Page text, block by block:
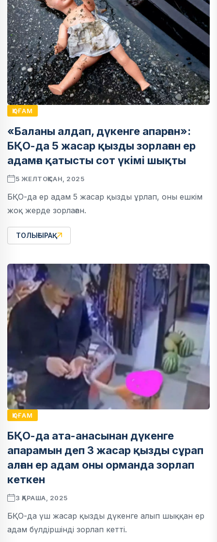
ҚОҒАМ
«Баланы алдап, дүкенге апарған»:
БҚО-да 5 жасар қызды зорлаған ер
адамға қатысты сот үкімі шықты
5 ЖЕЛТОҚСАН, 2025
БҚО-да ер адам 5 жасар қызды ұрлап, оны ешкім
жоқ жерде зорлаған.
ТОЛЫҒЫРАҚ
ҚОҒАМ
БҚО-да ата-анасынан дүкенге
апарамын деп 3 жасар қызды сұрап
алған ер адам оны орманда зорлап
кеткен
3 ҚАРАША, 2025
БҚО-да үш жасар қызды дүкенге алып шыққан ер
адам бүлдіршінді зорлап кетті.